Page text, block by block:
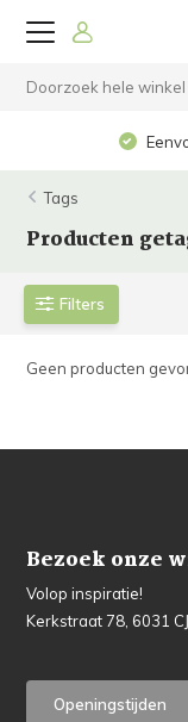
Tags
Producten
Filters
Geen producten
Bezoek onze
Volop inspiratie!
Kerkstraat 78, 6031
Openingstijden